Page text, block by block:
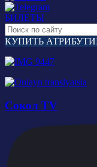
БИЛЕТЫ
КУПИТЬ
Сокол TV